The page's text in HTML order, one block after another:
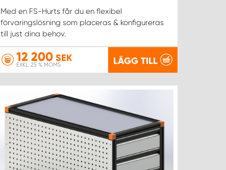
Med en FS-Hurts får du en flexibel
förvaringslösning som placeras & konfigureras
till just dina behov.
12 200 SEK
EXKL. 25 % MOMS LÄGG TILL